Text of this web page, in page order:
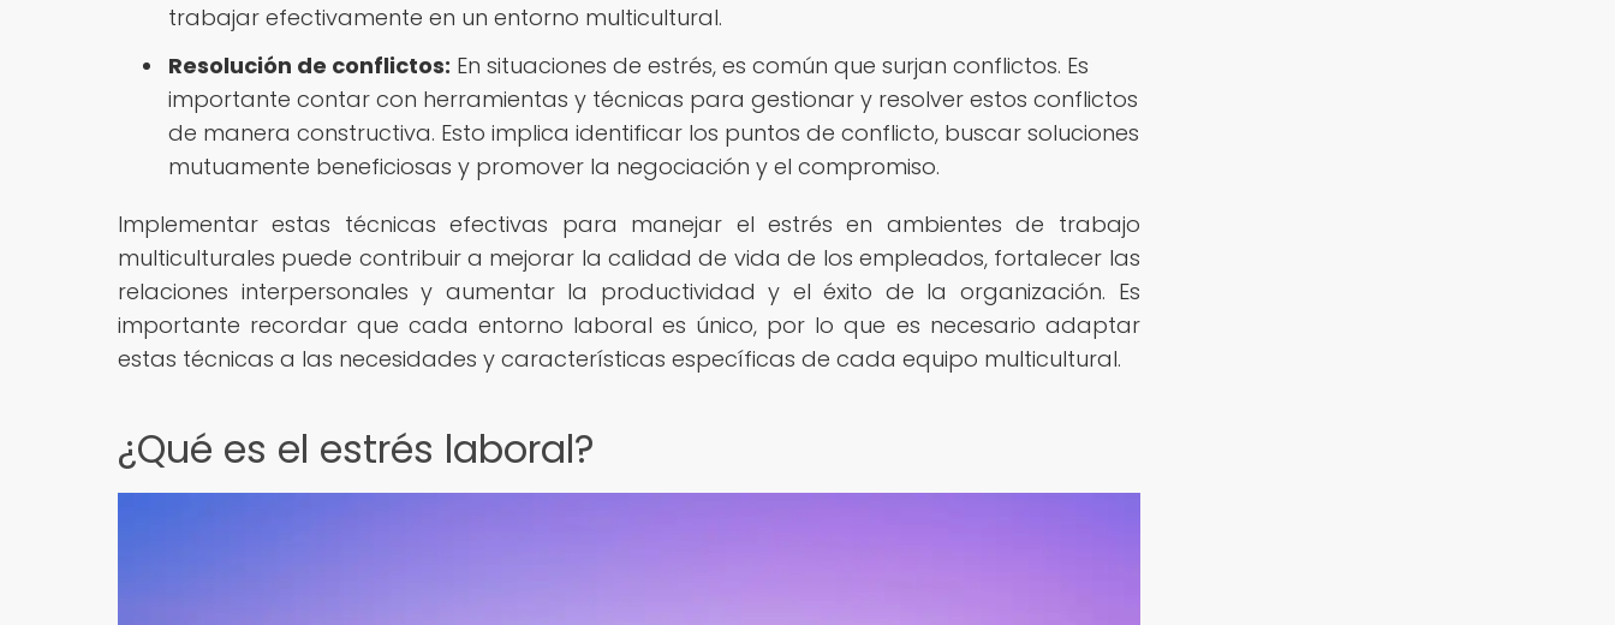
trabajar efectivamente en un entorno multicultural.
Resolución de conflictos: En situaciones de estrés, es común que surjan conflictos. Es
importante contar con herramientas y técnicas para gestionar y resolver estos conflictos
de manera constructiva. Esto implica identificar los puntos de conflicto, buscar soluciones
mutuamente beneficiosas y promover la negociación y el compromiso.
Implementar estas técnicas efectivas para manejar el estrés en ambientes de trabajo
multiculturales puede contribuir a mejorar la calidad de vida de los empleados, fortalecer las
relaciones interpersonales y aumentar la productividad y el éxito de la organización. Es
importante recordar que cada entorno laboral es único, por lo que es necesario adaptar
estas técnicas a las necesidades y características específicas de cada equipo multicultural.
¿Qué es el estrés laboral?